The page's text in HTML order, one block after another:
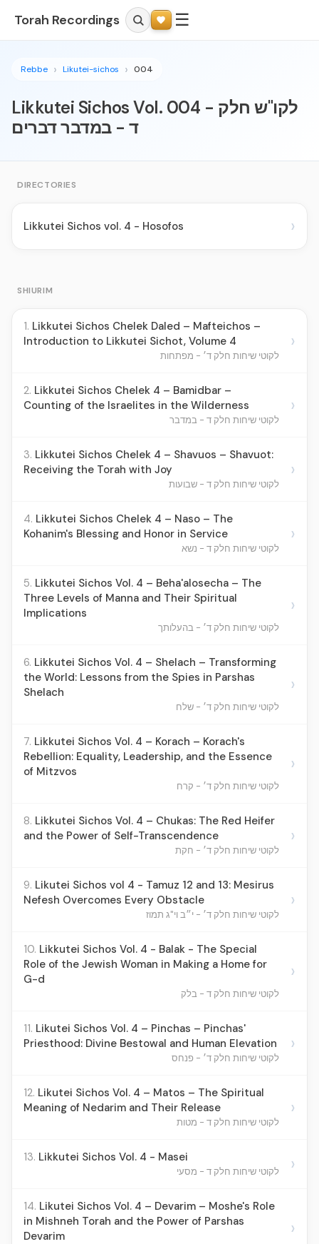
Torah Recordings ☰
Rebbe Likutei-sichos 004
Likkutei Sichos Vol. 004 - לקו"ש חלק
ד - במדבר דברים
DIRECTORIES
Likkutei Sichos vol. 4 - Hosofos ›
SHIURIM
1. Likkutei Sichos Chelek Daled – Mafteichos –
Introduction to Likkutei Sichot, Volume 4
לקוטי שיחות חלק ד׳ - מפתחות
›
2. Likkutei Sichos Chelek 4 – Bamidbar –
Counting of the Israelites in the Wilderness
לקוטי שיחות חלק ד - במדבר
›
3. Likkutei Sichos Chelek 4 – Shavuos – Shavuot:
Receiving the Torah with Joy
לקוטי שיחות חלק ד - שבועות
›
4. Likkutei Sichos Chelek 4 – Naso – The
Kohanim's Blessing and Honor in Service
לקוטי שיחות חלק ד - נשא
›
5. Likkutei Sichos Vol. 4 – Beha'alosecha – The
Three Levels of Manna and Their Spiritual
Implications
לקוטי שיחות חלק ד׳ - בהעלותך
›
6. Likkutei Sichos Vol. 4 – Shelach – Transforming
the World: Lessons from the Spies in Parshas
Shelach
לקוטי שיחות חלק ד׳ - שלח
›
7. Likkutei Sichos Vol. 4 – Korach – Korach's
Rebellion: Equality, Leadership, and the Essence
of Mitzvos
לקוטי שיחות חלק ד׳ - קרח
›
8. Likkutei Sichos Vol. 4 – Chukas: The Red Heifer
and the Power of Self-Transcendence
לקוטי שיחות חלק ד׳ - חקת
›
9. Likutei Sichos vol 4 - Tamuz 12 and 13: Mesirus
Nefesh Overcomes Every Obstacle
לקוטי שיחות חלק ד׳ - י״ב וי"ג תמוז
›
10. Likkutei Sichos Vol. 4 - Balak - The Special
Role of the Jewish Woman in Making a Home for
G-d
לקוטי שיחות חלק ד - בלק
›
11. Likutei Sichos Vol. 4 – Pinchas – Pinchas'
Priesthood: Divine Bestowal and Human Elevation
לקוטי שיחות חלק ד׳ - פנחס
›
12. Likutei Sichos Vol. 4 – Matos – The Spiritual
Meaning of Nedarim and Their Release
לקוטי שיחות חלק ד - מטות
›
13. Likkutei Sichos Vol. 4 - Masei
לקוטי שיחות חלק ד - מסעי ›
14. Likutei Sichos Vol. 4 – Devarim – Moshe's Role
in Mishneh Torah and the Power of Parshas
Devarim
›